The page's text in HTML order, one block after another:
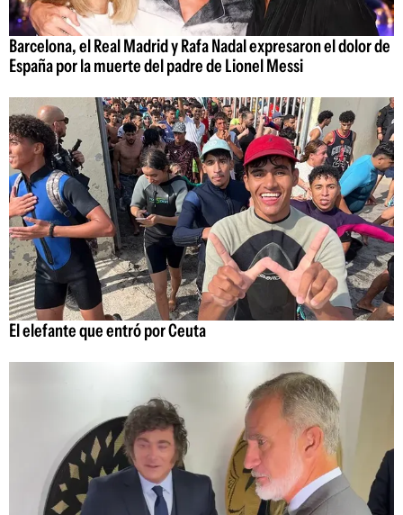
Barcelona, el Real Madrid y Rafa Nadal expresaron el dolor de
España por la muerte del padre de Lionel Messi
El elefante que entró por Ceuta